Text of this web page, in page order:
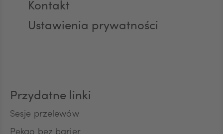
AUD
Kontakt
Ustawienia prywatności
Przydatne linki
Sesje przelewów